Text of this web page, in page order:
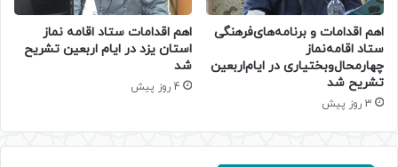
اهم اقدامات و برنامه‌های‌فرهنگی
ستاد اقامه‌نماز
چهارمحال‌وبختیاری در ایام‌اربعین
تشریح شد
3 روز پیش
اهم اقدامات ستاد اقامه نماز
استان یزد در ایام اربعین تشریح
شد
4 روز پیش